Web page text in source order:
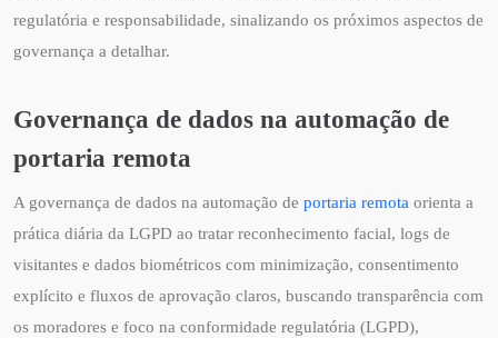
regulatória e responsabilidade, sinalizando os próximos aspectos de
governança a detalhar.
Governança de dados na automação de
portaria remota
A governança de dados na automação de portaria remota orienta a
prática diária da LGPD ao tratar reconhecimento facial, logs de
visitantes e dados biométricos com minimização, consentimento
explícito e fluxos de aprovação claros, buscando transparência com
os moradores e foco na conformidade regulatória (LGPD),